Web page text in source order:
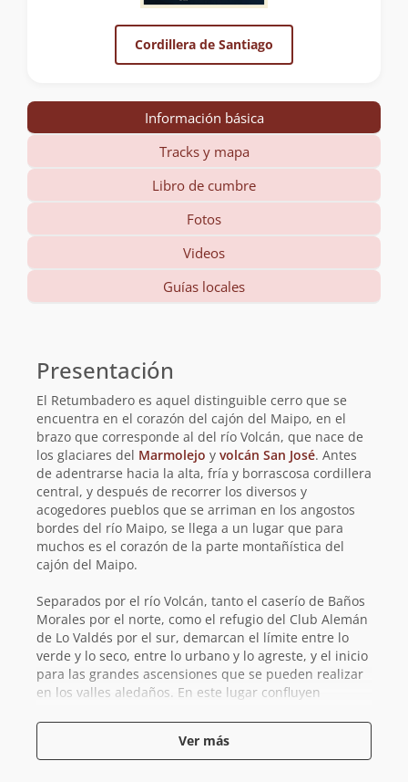
Cordillera de Santiago
Información básica
Tracks y mapa
Libro de cumbre
Fotos
Videos
Guías locales
básica
Presentación
El Retumbadero es aquel distinguible cerro que se
encuentra en el corazón del cajón del Maipo, en el
brazo que corresponde al del río Volcán, que nace de
los glaciares del Marmolejo y volcán San José. Antes
de adentrarse hacia la alta, fría y borrascosa cordillera
central, y después de recorrer los diversos y
acogedores pueblos que se arriman en los angostos
bordes del río Maipo, se llega a un lugar que para
muchos es el corazón de la parte montañística del
cajón del Maipo.
Separados por el río Volcán, tanto el caserío de Baños
Morales por el norte, como el refugio del Club Alemán
de Lo Valdés por el sur, demarcan el límite entre lo
verde y lo seco, entre lo urbano y lo agreste, y el inicio
para las grandes ascensiones que se pueden realizar
en los valles aledaños. En este lugar confluyen
cabreros, los mineros, y los montañistas, que de
forma desordenada y confusa caracterizan el sector.
Para los cansados montañistas que regresan desde
Ver más